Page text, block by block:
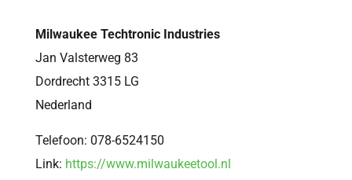
Milwaukee Techtronic Industries
Jan Valsterweg 83
Dordrecht 3315 LG
Nederland
Telefoon: 078-6524150
Link: https://www.milwaukeetool.nl